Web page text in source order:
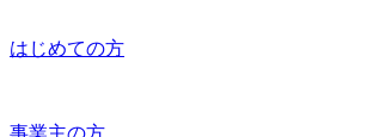
はじめての方
事業主の方